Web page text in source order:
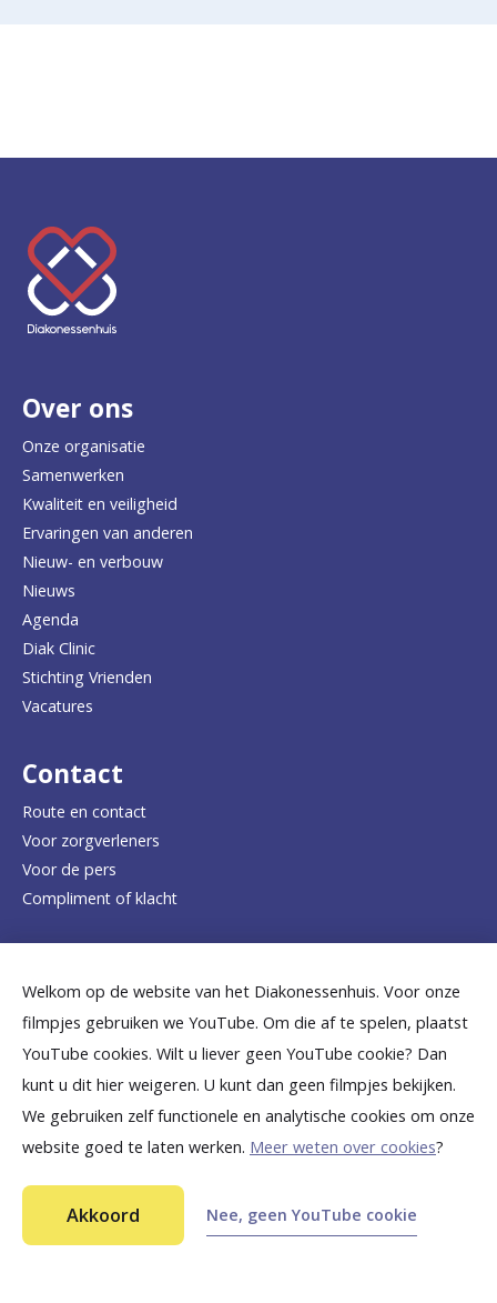
Welkom op de website van het Diakonessenhuis. Voor onze
filmpjes gebruiken we YouTube. Om die af te spelen, plaatst
YouTube cookies. Wilt u liever geen YouTube cookie? Dan
kunt u dit hier weigeren. U kunt dan geen filmpjes bekijken.
We gebruiken zelf functionele en analytische cookies om onze
website goed te laten werken. Meer weten over cookies?
Akkoord Nee, geen YouTube cookie
K
e
e
t
e
r
u
g
n
a
a
d
e
h
o
p
a
g
e
Over ons
Onze organisatie
Samenwerken
Kwaliteit en veiligheid
Ervaringen van anderen
Nieuw- en verbouw
Nieuws
Agenda
Diak Clinic
Stichting Vrienden
Vacatures
Contact
Route en contact
Voor zorgverleners
Voor de pers
Compliment of klacht
Dicht bij jou
B
e
k
k
B
e
k
j
k
B
e
k
B
e
k
j
B
e
k
j
Aansprakelijkheid
Toegankelijkheid